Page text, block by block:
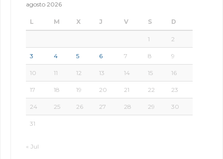
agosto 2026
L M X J V S D
1 2
3 4 5 6 7 8 9
10 11 12 13 14 15 16
17 18 19 20 21 22 23
24 25 26 27 28 29 30
31
« Jul